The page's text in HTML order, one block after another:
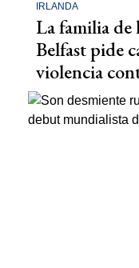
IRLANDA
La familia de
Belfast pide
violencia